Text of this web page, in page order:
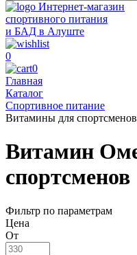
Интернет-магазин
спортивного питания
и БАД в Алуште
0
0
Главная
Каталог
Спортивное питание
Витамины для спортсменов
Витамин
спортсменов
Фильтр по параметрам
Цена
От